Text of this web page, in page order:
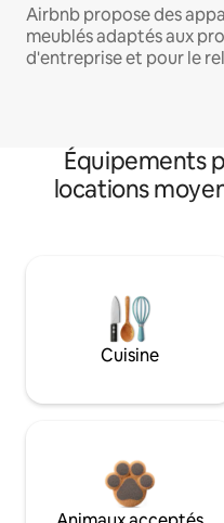
Airbnb propose des
meublés adaptés aux
d'entreprise et pour le
Équipements
locations
Cuisine